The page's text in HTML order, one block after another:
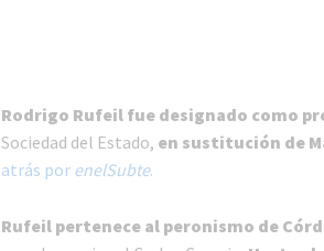
Rodrigo Rufeil fue designado como
Sociedad del Estado, en sustitución de
atrás por enelSubte.
Rufeil pertenece al peronismo de